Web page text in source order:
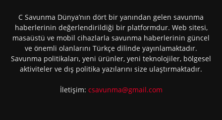
C Savunma Dünya’nın dört bir yanından gelen savunma
haberlerinin değerlendirildiği bir platformdur. Web sitesi,
masaüstü ve mobil cihazlarla savunma haberlerinin güncel
ve önemli olanlarını Türkçe dilinde yayınlamaktadır.
Savunma politikaları, yeni ürünler, yeni teknolojiler, bölgesel
aktiviteler ve dış politika yazılarını size ulaştırmaktadır.
İletişim: csavunma@gmail.com